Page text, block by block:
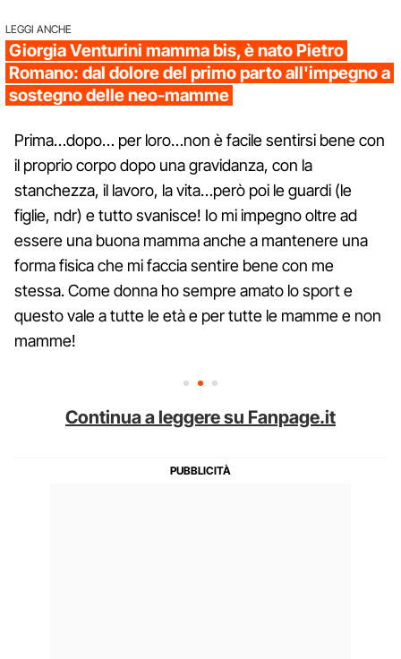
LEGGI ANCHE
Giorgia Venturini mamma bis, è nato Pietro
Romano: dal dolore del primo parto all'impegno a
sostegno delle neo-mamme
Prima…dopo… per loro…non è facile sentirsi bene con
il proprio corpo dopo una gravidanza, con la
stanchezza, il lavoro, la vita…però poi le guardi (le
figlie, ndr) e tutto svanisce! Io mi impegno oltre ad
essere una buona mamma anche a mantenere una
forma fisica che mi faccia sentire bene con me
stessa. Come donna ho sempre amato lo sport e
questo vale a tutte le età e per tutte le mamme e non
mamme!
Continua a leggere su Fanpage.it